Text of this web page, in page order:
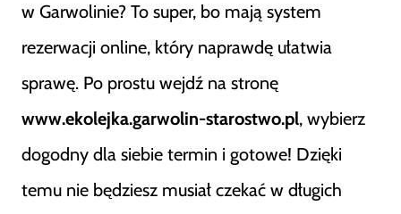
w Garwolinie? To super, bo mają system
rezerwacji online, który naprawdę ułatwia
sprawę. Po prostu wejdź na stronę
www.ekolejka.garwolin-starostwo.pl, wybierz
dogodny dla siebie termin i gotowe! Dzięki
temu nie będziesz musiał czekać w długich